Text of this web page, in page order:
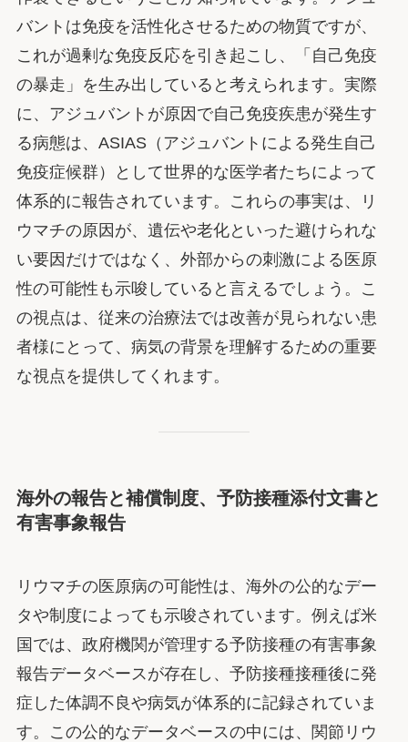
バントは免疫を活性化させるための物質ですが、
これが過剰な免疫反応を引き起こし、「自己免疫
の暴走」を生み出していると考えられます。実際
に、アジュバントが原因で自己免疫疾患が発生す
る病態は、ASIAS（アジュバントによる発生自己
免疫症候群）として世界的な医学者たちによって
体系的に報告されています。これらの事実は、リ
ウマチの原因が、遺伝や老化といった避けられな
い要因だけではなく、外部からの刺激による医原
性の可能性も示唆していると言えるでしょう。こ
の視点は、従来の治療法では改善が見られない患
者様にとって、病気の背景を理解するための重要
な視点を提供してくれます。
海外の報告と補償制度、予防接種添付文書と
有害事象報告
リウマチの医原病の可能性は、海外の公的なデー
タや制度によっても示唆されています。例えば米
国では、政府機関が管理する予防接種の有害事象
報告データベースが存在し、予防接種接種後に発
症した体調不良や病気が体系的に記録されていま
す。この公的なデータベースの中には、関節リウ